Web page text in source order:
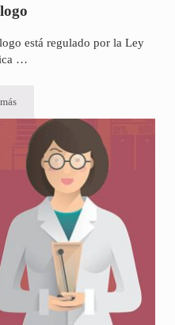
está regulado por la Ley
…